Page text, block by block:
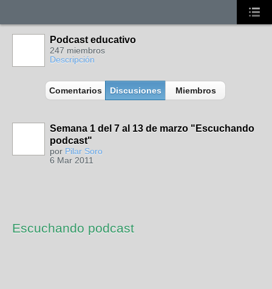
Podcast educativo
247 miembros
Descripción
Comentarios Discusiones Miembros
Semana 1 del 7 al 13 de marzo "Escuchando
podcast"
por Pilar Soro
6 Mar 2011
Escuchando podcast